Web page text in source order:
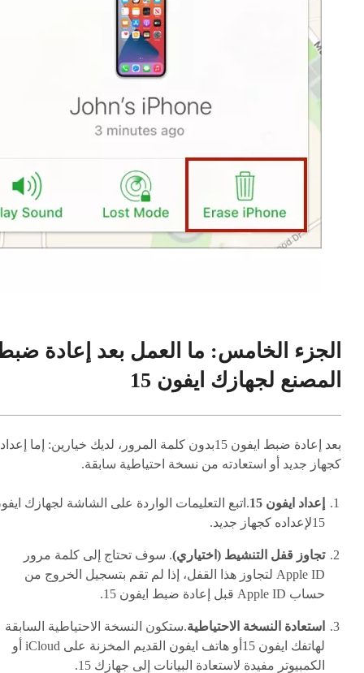
الجزء الخامس: ما العمل بعد إعادة
المصنع لجهازك ايفون 15
بعد إعادة ضبط ايفون 15بدون كلمة المرور، لديك خيارين: إما
كجهاز جديد أو استعادته من نسخة احتياطية سابقة.
إعداد ايفون 15
.اتبع التعليمات الواردة على الشاشة لجهازك
15لإعداده كجهاز جديد.
تجاوز قفل التنشيط (اختياري). سوف تحتاج إلى كلمة مرور
Apple ID لتجاوز هذا القفل، إذا لم تقم بتسجيل الخروج من
حساب Apple ID قبل إعادة ضبط ايفون 15.
استعادة النسخة الاحتياطية.ستكون النسخة الاحتياطية السابقة
لهاتفك ايفون 15أو هاتف ايفون القديم المخزنة على iCloud أو
الكمبيوتر مفيدة لاستعادة البيانات إلى جهازك 15.